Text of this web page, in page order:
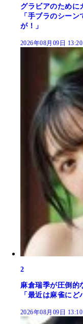
グラビアのために
「手ブラのシー
が！」
2026年08月09日 13:20
2
麻倉瑞季が圧倒的
「最近は麻雀に
2026年08月09日 13:10